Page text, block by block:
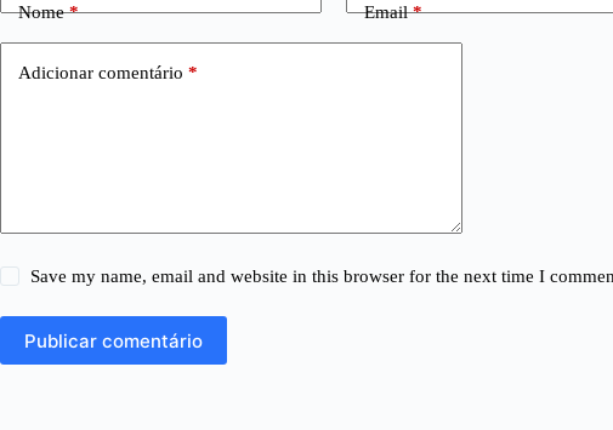
Nome* Email*
Adicionar comentário *
Save my name, email and website in this browser for the next time I
Publicar comentário